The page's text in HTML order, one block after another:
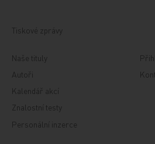
Tiskové zprávy
Naše tituly
Autoři
Kalendář akcí
Znalostní testy
Personální inzerce